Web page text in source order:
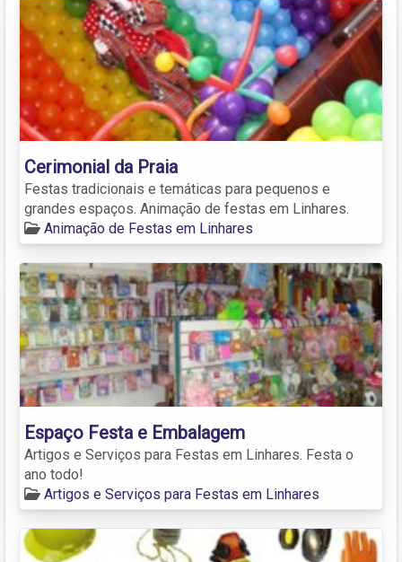
Cerimonial da Praia
Festas tradicionais e temáticas para pequenos e
grandes espaços. Animação de festas em Linhares.
Animação de Festas em Linhares
Espaço Festa e Embalagem
Artigos e Serviços para Festas em Linhares. Festa o
ano todo!
Artigos e Serviços para Festas em Linhares